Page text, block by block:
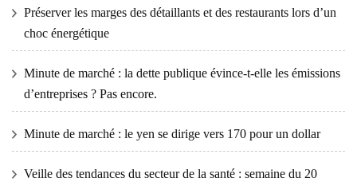
Préserver les marges des détaillants et des restaurants lors d’un
choc énergétique
Minute de marché : la dette publique évince-t-elle les émissions
d’entreprises ? Pas encore.
Minute de marché : le yen se dirige vers 170 pour un dollar
Veille des tendances du secteur de la santé : semaine du 20